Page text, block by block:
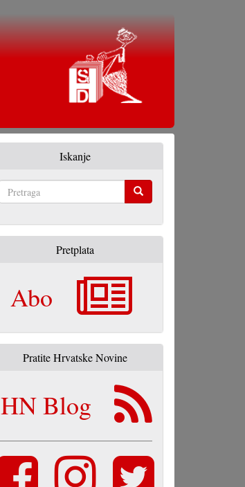
Iskanje
Pretplata
Abo
Pratite Hrvatske Novine
HN Blog